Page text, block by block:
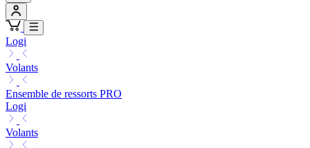
Logi
Volants
Ensemble de ressorts PRO
Logi
Volants